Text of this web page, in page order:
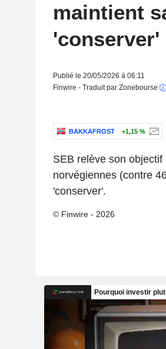
maintient
'conserver'
Publié le 20/05/2026 à 06:11
Finwire - Traduit par Zonebourse
BAKKAFROST +1,15 %
SEB relève son
norvégiennes (contre
'conserver'.
© Finwire - 2026